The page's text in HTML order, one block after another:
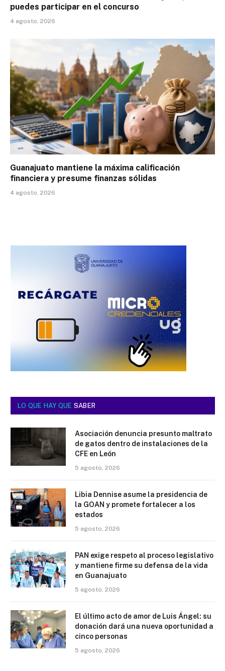
puedes participar en el concurso
4 agosto, 2026
Guanajuato mantiene la máxima calificación
financiera y presume finanzas sólidas
4 agosto, 2026
LO QUE HAY QUE SABER
Asociación denuncia presunto maltrato
de gatos dentro de instalaciones de la
CFE en León
5 agosto, 2026
Libia Dennise asume la presidencia de
la GOAN y promete fortalecer a los
estados
5 agosto, 2026
PAN exige respeto al proceso legislativo
y mantiene firme su defensa de la vida
en Guanajuato
5 agosto, 2026
El último acto de amor de Luis Ángel: su
donación dará una nueva oportunidad a
cinco personas
5 agosto, 2026